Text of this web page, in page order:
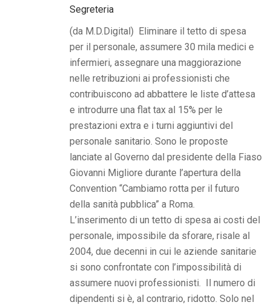
Segreteria
(da M.D.Digital) Eliminare il tetto di spesa
per il personale, assumere 30 mila medici e
infermieri, assegnare una maggiorazione
nelle retribuzioni ai professionisti che
contribuiscono ad abbattere le liste d’attesa
e introdurre una flat tax al 15% per le
prestazioni extra e i turni aggiuntivi del
personale sanitario. Sono le proposte
lanciate al Governo dal presidente della Fiaso
Giovanni Migliore durante l’apertura della
Convention “Cambiamo rotta per il futuro
della sanità pubblica” a Roma.
L’inserimento di un tetto di spesa ai costi del
personale, impossibile da sforare, risale al
2004, due decenni in cui le aziende sanitarie
si sono confrontate con l’impossibilità di
assumere nuovi professionisti. Il numero di
dipendenti si è, al contrario, ridotto. Solo nel